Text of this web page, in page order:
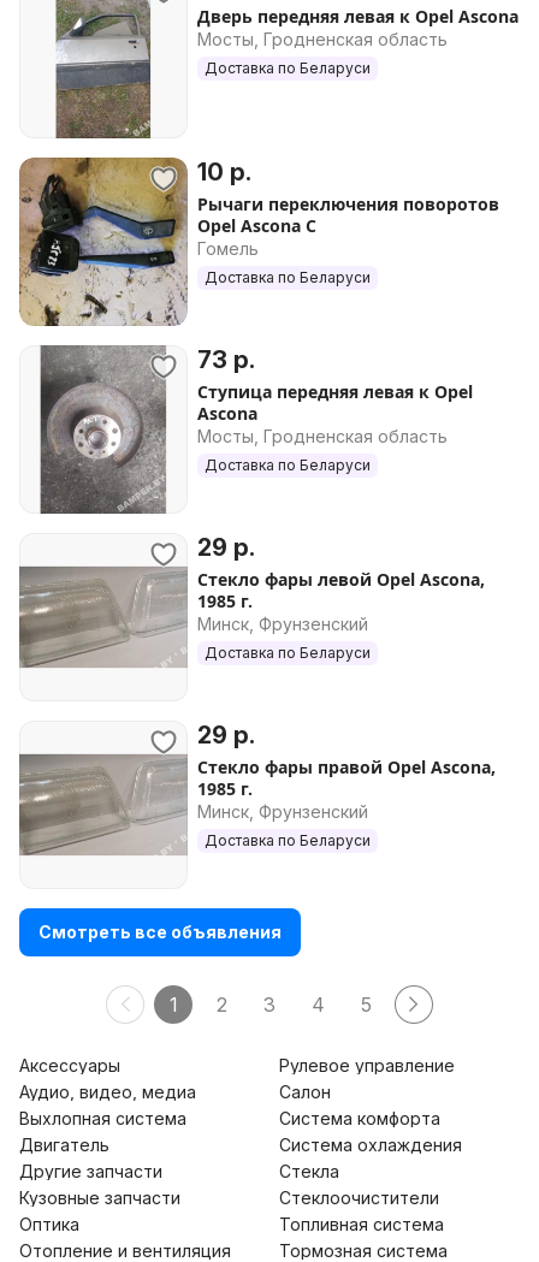
Дверь передняя левая к Opel Ascona
Мосты, Гродненская область
Доставка по Беларуси
10 р.
Рычаги переключения поворотов
Opel Ascona C
Гомель
Доставка по Беларуси
73 р.
Ступица передняя левая к Opel
Ascona
Мосты, Гродненская область
Доставка по Беларуси
29 р.
Стекло фары левой Opel Ascona,
1985 г.
Минск, Фрунзенский
Доставка по Беларуси
29 р.
Стекло фары правой Opel Ascona,
1985 г.
Минск, Фрунзенский
Доставка по Беларуси
Смотреть все объявления
1 2 3 4 5
Аксессуары
Аудио, видео, медиа
Выхлопная система
Двигатель
Другие запчасти
Кузовные запчасти
Оптика
Отопление и вентиляция
Рулевое управление
Салон
Система комфорта
Система охлаждения
Стекла
Стеклоочистители
Топливная система
Тормозная система